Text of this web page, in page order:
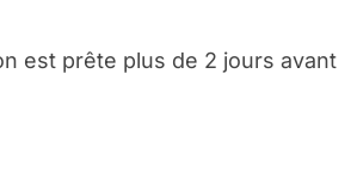
est prête plus de 2 jours avant